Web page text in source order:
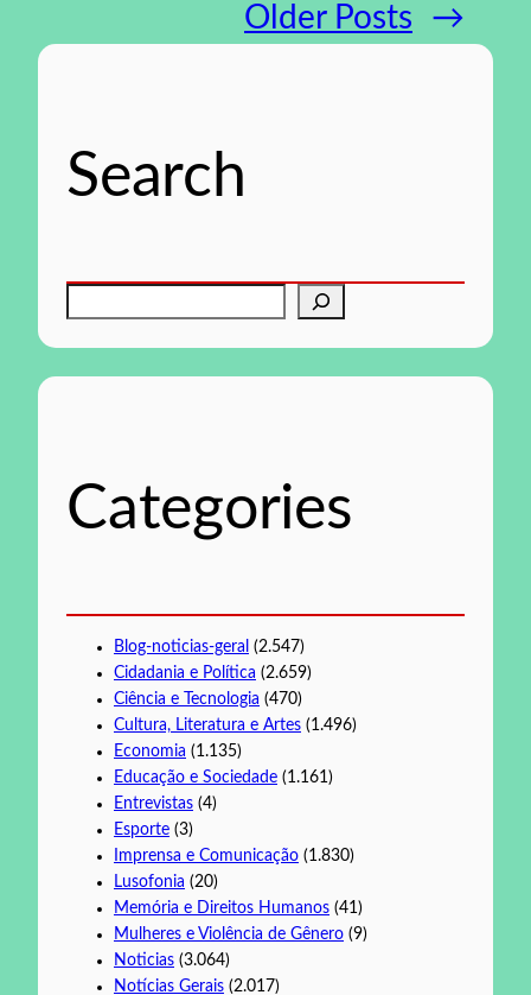
Older Posts
→
Search
aCategories
Blog-noticias-geral (2.547)
Cidadania e Política (2.659)
Ciência e Tecnologia (470)
Cultura, Literatura e Artes (1.496)
Economia (1.135)
Educação e Sociedade (1.161)
Entrevistas (4)
Esporte (3)
Imprensa e Comunicação (1.830)
Lusofonia (20)
Memória e Direitos Humanos (41)
Mulheres e Violência de Gênero (9)
Noticias (3.064)
Notícias Gerais (2.017)